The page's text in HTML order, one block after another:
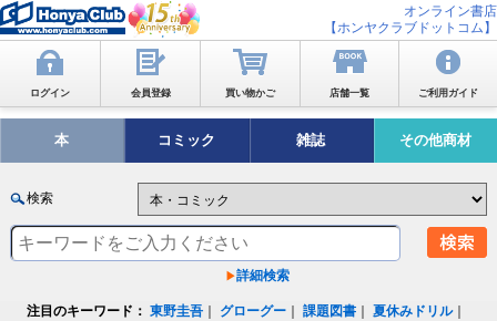
オンライン書店
【ホンヤクラブドットコム】
ログイン 会員登録 買い物かご 店舗一覧 ご利用ガイド
本 コミック 雑誌 その他商材
検索
詳細検索
注目のキーワード： 東野圭吾 グローグー ｜課題図書 ｜夏休みドリル｜